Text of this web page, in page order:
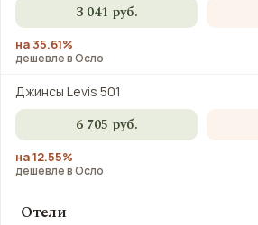
3 041 руб.
на 35.61%
дешевле в Осло
Джинсы Levis 501
6 705 руб.
на 12.55%
дешевле в Осло
Отели